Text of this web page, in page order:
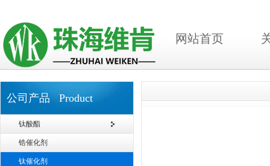
网站首页
公司产品 Product
钛酸酯
锆催化剂
钛催化剂